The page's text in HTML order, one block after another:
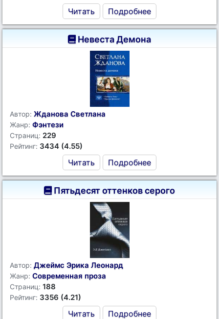
Читать Подробнее
Невеста Демона
Автор: Жданова Светлана
Жанр: Фэнтези
Страниц: 229
Рейтинг: 3434 (4.55)
Читать Подробнее
Пятьдесят оттенков серого
Автор: Джеймс Эрика Леонард
Жанр: Современная проза
Страниц: 188
Рейтинг: 3356 (4.21)
Читать Подробнее